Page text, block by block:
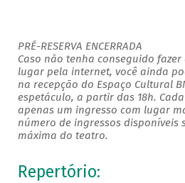
PRÉ-RESERVA ENCERRADA
Caso não tenha conseguido
lugar pela internet, você ainda
na recepção do Espaço Cultural
espetáculo, a partir das 18h.
apenas um ingresso com lugar
número de ingressos disponíveis
máxima do teatro.
Repertório: